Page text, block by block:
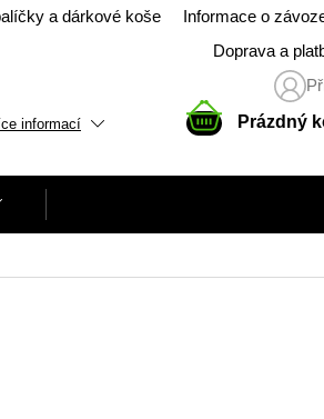
a dárkové koše
Informace o
Doprava a
informací
NÁKUPNÍ
KOŠÍK
Prázdný